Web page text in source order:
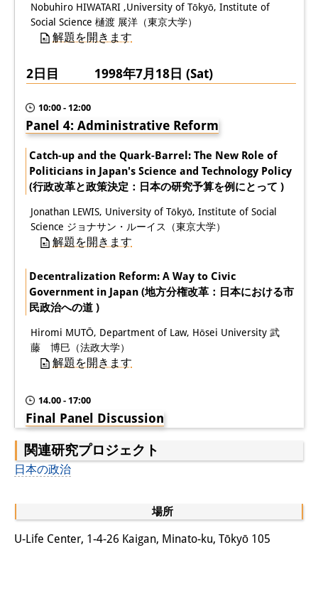
場所
U-Life Center, 1-4-26 Kaigan, Minato-ku, Tōkyō 105
Nobuhiro HIWATARI ,University of Tōkyō, Institute of
Social Science 樋渡 展洋（東京大学）
解題を開きます
2日目 1998年7月18日 (Sat)
10:00 - 12:00
Panel 4: Administrative Reform
Catch-up and the Quark-Barrel: The New Role of
Politicians in Japan's Science and Technology Policy
(行政改革と政策決定：日本の研究予算を例にとって )
Jonathan LEWIS, University of Tōkyō, Institute of Social
Science ジョナサン・ルーイス（東京大学）
解題を開きます
Decentralization Reform: A Way to Civic
Government in Japan (地方分権改革：日本における市
民政治への道 )
Hiromi MUTŌ, Department of Law, Hōsei University 武
藤 博巳（法政大学）
解題を開きます
14.00 - 17:00
Final Panel Discussion
関連研究プロジェクト
日本の政治